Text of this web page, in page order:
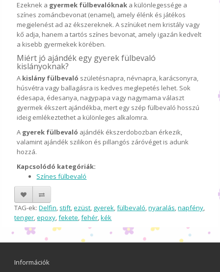
Ezeknek a gyermek fülbevalóknak a különlegessége a
színes zománcbevonat (enamel), amely élénk és játékos
megjelenést ad az ékszereknek. A színüket nem kristály vagy
kő adja, hanem a tartós színes bevonat, amely igazán kedvelt
a kisebb gyermekek körében.
Miért jó ajándék egy gyerek fülbevaló
kislányoknak?
A kislány fülbevaló születésnapra, névnapra, karácsonyra,
húsvétra vagy ballagásra is kedves meglepetés lehet. Sok
édesapa, édesanya, nagypapa vagy nagymama választ
gyermek ékszert ajándékba, mert egy szép fülbevaló hosszú
ideig emlékeztethet a különleges alkalomra.
A gyerek fülbevaló ajándék ékszerdobozban érkezik,
valamint ajándék szilikon és pillangós záróvéget is adunk
hozzá.
Kapcsolódó kategóriák:
Színes fülbevaló
TAG-ek:Delfin, stift,ezüst, gyerek,fülbevaló,nyaralás,napfény,
tenger,epoxy,fekete,fehér,kék
Információk